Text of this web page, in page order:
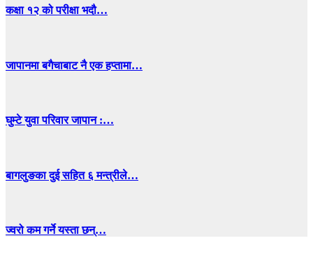
कक्षा १२ को परीक्षा भदौ…
जापानमा बगैचाबाट नै एक हप्तामा…
घुम्टे युवा परिवार जापान :…
बागलुङका दुई सहित ६ मन्त्रीले…
ज्वरो कम गर्ने यस्ता छन्…